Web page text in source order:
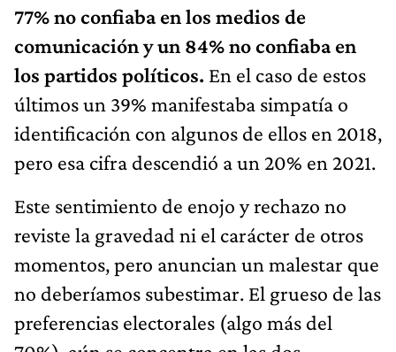
77% no confiaba en los medios de
comunicación y un 84% no confiaba en
los partidos políticos. En el caso de estos
últimos un 39% manifestaba simpatía o
identificación con algunos de ellos en 2018,
pero esa cifra descendió a un 20% en 2021.
Este sentimiento de enojo y rechazo no
reviste la gravedad ni el carácter de otros
momentos, pero anuncian un malestar que
no deberíamos subestimar. El grueso de las
preferencias electorales (algo más del